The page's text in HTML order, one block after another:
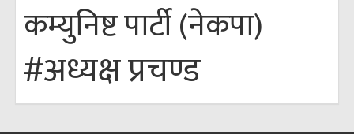
कम्युनिष्ट पार्टी (नेकपा)
#अध्यक्ष प्रचण्ड